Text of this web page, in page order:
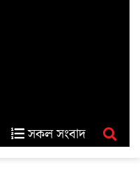
সকল সংবাদ